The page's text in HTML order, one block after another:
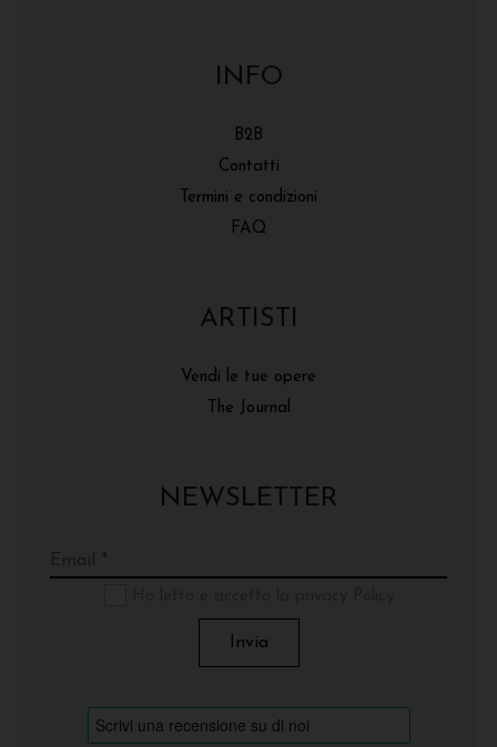
INFO
B2B
Contatti
Termini e condizioni
FAQ
ARTISTI
Vendi le tue opere
The Journal
NEWSLETTER